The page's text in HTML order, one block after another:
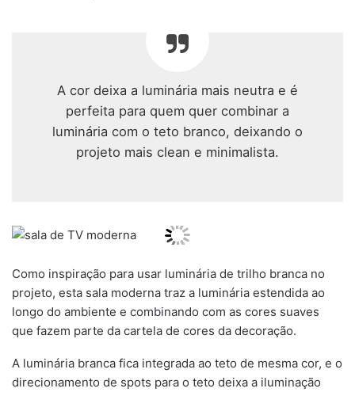
A cor deixa a luminária mais neutra e é
perfeita para quem quer combinar a
luminária com o teto branco, deixando o
projeto mais clean e minimalista.
Como inspiração para usar luminária de trilho branca no
projeto, esta sala moderna traz a luminária estendida ao
longo do ambiente e combinando com as cores suaves
que fazem parte da cartela de cores da decoração.
A luminária branca fica integrada ao teto de mesma cor, e o
direcionamento de spots para o teto deixa a iluminação